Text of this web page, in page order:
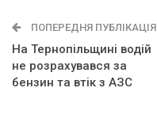
ПОПЕРЕДНЯ ПУБЛІКАЦІЯ
На Тернопільщині водій
не розрахувався за
бензин та втік з АЗС